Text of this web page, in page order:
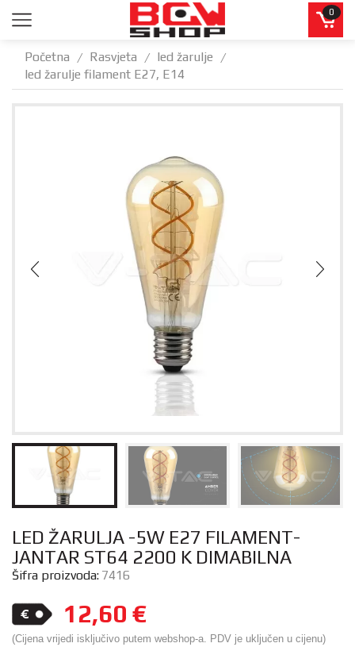
0
Početna / Rasvjeta / led žarulje /
led žarulje filament E27, E14
LED ŽARULJA -5W E27 FILAMENT-
JANTAR ST64 2200 K DIMABILNA
Šifra proizvoda: 7416
12,60 €
(Cijena vrijedi isključivo putem webshop-a. PDV je uključen u cijenu)